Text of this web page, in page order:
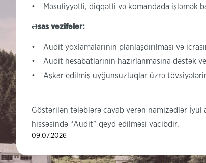
• Məsuliyyətli, diqqətli və komandada işləmək
Əsas vəzifələr:
• Audit yoxlamalarının planlaşdırılması və
• Audit hesabatlarının hazırlanmasına dəstək
• Aşkar edilmiş uyğunsuzluqlar üzrə
Göstərilən tələblərə cavab verən namizədlər İyul
hissəsində “Audit” qeyd edilməsi vacibdir.
09.07.2026